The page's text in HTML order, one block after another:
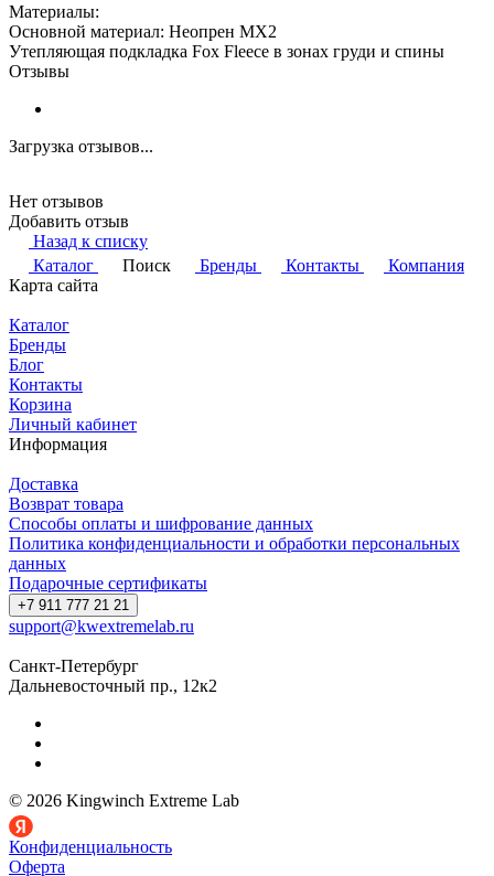
Материалы:
Основной материал: Неопрен MX2
Утепляющая подкладка Fox Fleece в зонах груди и спины
Отзывы
Загрузка отзывов...
Нет отзывов
Добавить отзыв
Назад к списку
Каталог
Поиск Бренды Контакты
Компания
Карта сайта
Каталог
Бренды
Блог
Контакты
Корзина
Личный кабинет
Информация
Доставка
Возврат товара
Способы оплаты и шифрование данных
Политика конфиденциальности и обработки персональных
данных
Подарочные сертификаты
+7 911 777 21 21
support@kwextremelab.ru
Санкт-Петербург
Дальневосточный пр., 12к2
© 2026 Kingwinch Extreme Lab
Конфиденциальность
Оферта